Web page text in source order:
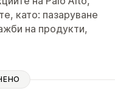
като: пазаруване
на продукти,